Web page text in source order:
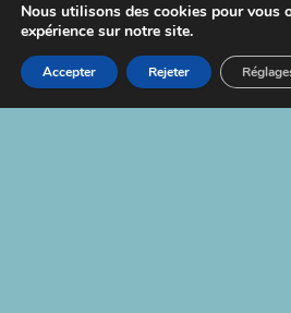
Fièrement propulsé par
Blog
Nous utilisons des cookies pour vous
expérience sur notre site.
Accepter Rejeter